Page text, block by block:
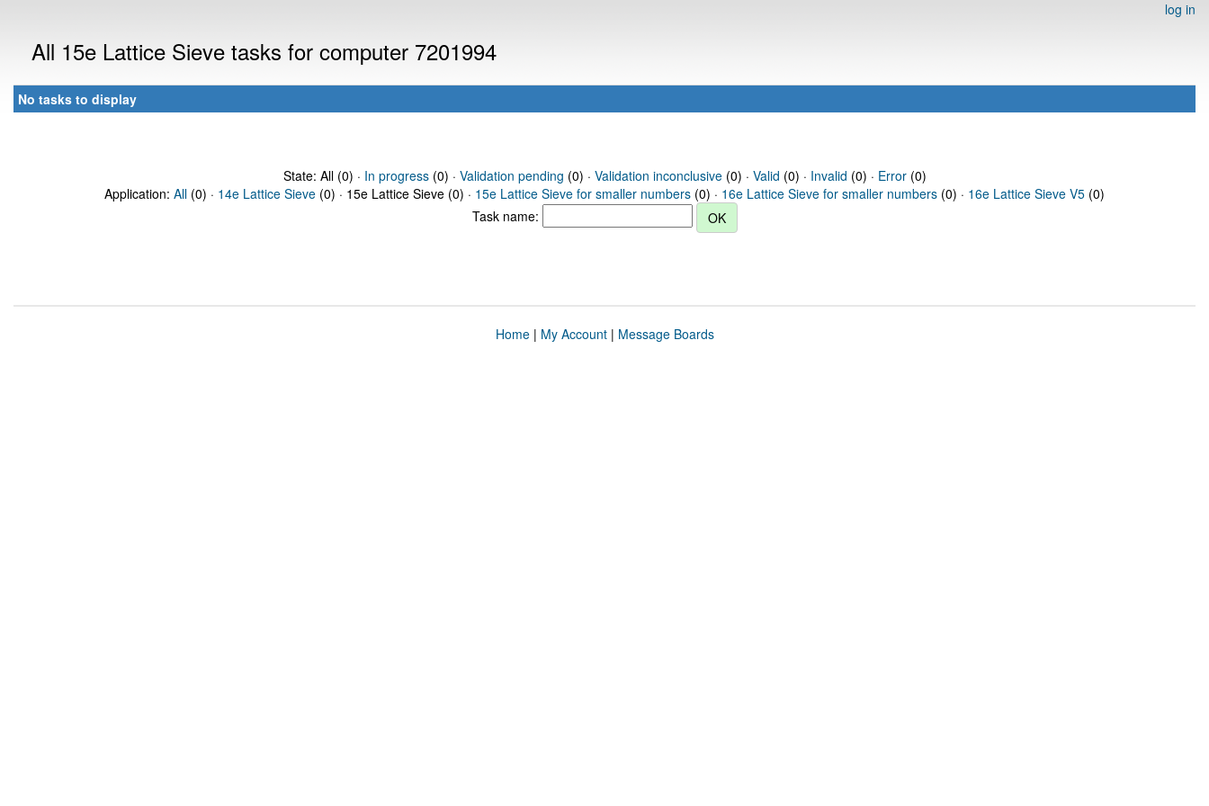
log in
All 15e Lattice Sieve tasks for computer 7201994
No tasks to display
State: All (0) · In progress(0) · Validation pending (0) · Validation inconclusive(0) · Valid (0) · Invalid (0) · Error(0)
Application: All (0) · 14e Lattice Sieve (0) · 15e Lattice Sieve (0) · 15e Lattice Sieve for smaller numbers (0) · 16e Lattice Sieve for smaller numbers (0) · 16e Lattice Sieve V5 (0)
Task name:
Home| My Account| Message Boards